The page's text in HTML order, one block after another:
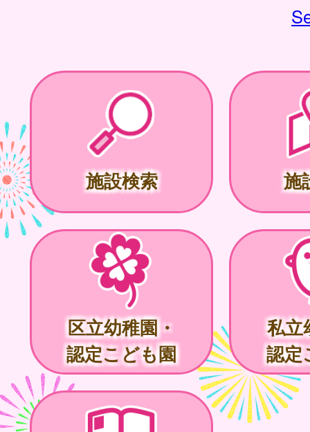
施設検索 施
区立幼稚園・
認定こども園
私立
認定